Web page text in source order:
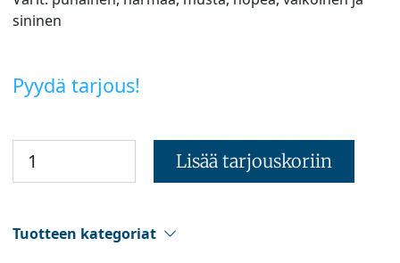
sininen
Pyydä tarjous!
Lisää tarjouskoriin
Tuotteen kategoriat